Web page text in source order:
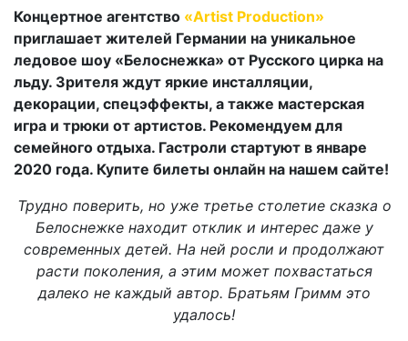
Концертное агентство «Artist Production»
приглашает жителей Германии на уникальное
ледовое шоу «Белоснежка» от Русского цирка на
льду. Зрителя ждут яркие инсталляции,
декорации, спецэффекты, а также мастерская
игра и трюки от артистов. Рекомендуем для
семейного отдыха. Гастроли стартуют в январе
2020 года. Купите билеты онлайн на нашем сайте!
Трудно поверить, но уже третье столетие сказка о
Белоснежке находит отклик и интерес даже у
современных детей. На ней росли и продолжают
расти поколения, а этим может похвастаться
далеко не каждый автор. Братьям Гримм это
удалось!